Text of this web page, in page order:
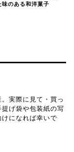
味のある和洋菓子
実際に見て・買っ
げ袋や包装紙の写
になれば幸いで